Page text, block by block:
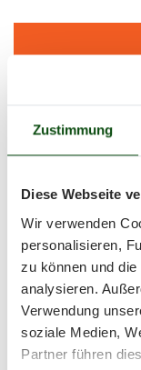
Zustimmung
Diese Webseite
Wir verwenden
personalisieren,
zu können und
analysieren.
Verwendung
soziale Medien,
Partner führen